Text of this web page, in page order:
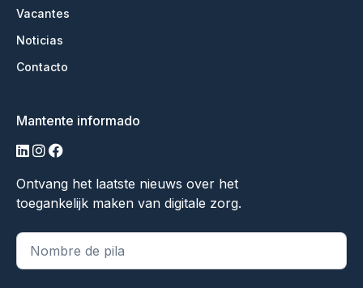
Vacantes
Noticias
Contacto
Mantente informado
linkedin
instagram
facebook
Ontvang het laatste nieuws over het
toegankelijk maken van digitale zorg.
"*" indica campos obligatorios